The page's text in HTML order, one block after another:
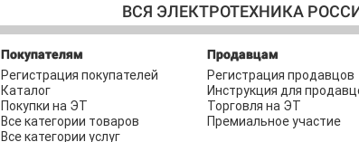
ВСЯ ЭЛЕКТРОТЕХНИКА
Покупателям
Регистрация покупателей
Каталог
Покупки на ЭТ
Все категории товаров
Все категории услуг
Продавцам
Регистрация продавцов
Инструкция для
Торговля на ЭТ
Премиальное участие